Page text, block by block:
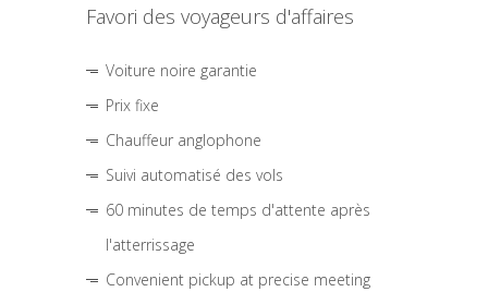
Favori des voyageurs d'affaires
Voiture noire garantie
Prix fixe
Chauffeur anglophone
Suivi automatisé des vols
60 minutes de temps d'attente après
l'atterrissage
Convenient pickup at precise meeting